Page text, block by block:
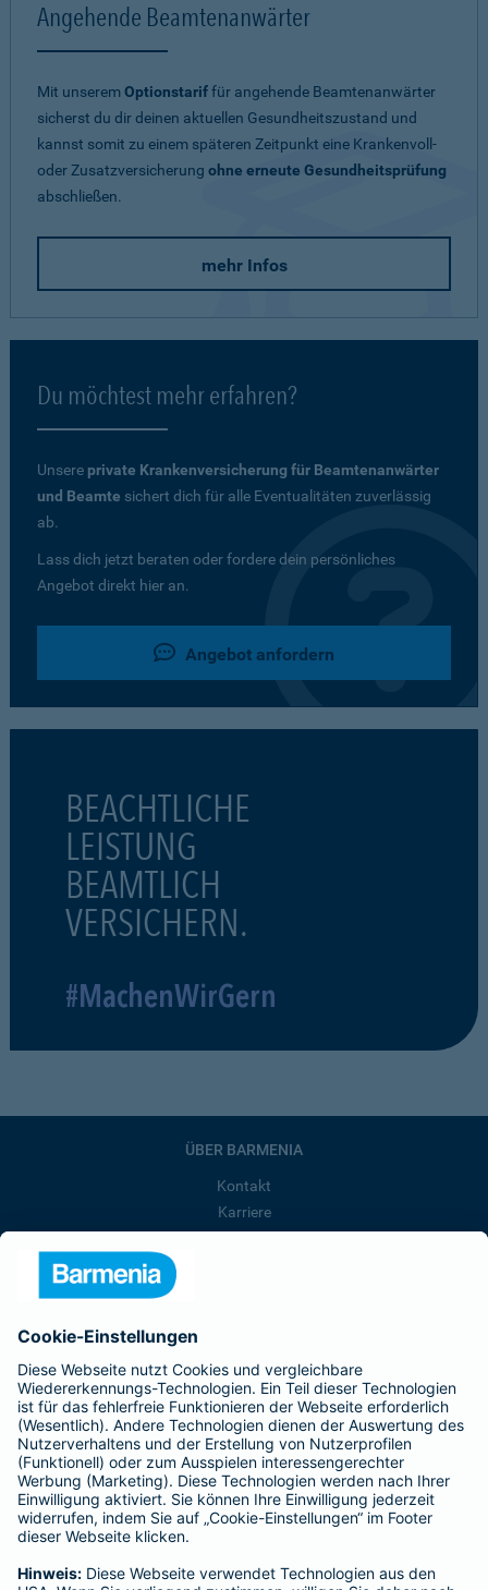
Angehende Beamtenanwärter
Mit unseremOptionstariffür angehende Beamtenanwärter
sicherst du dir deinen aktuellen Gesundheitszustand und
kannst somit zu einem späteren Zeitpunkt eine Krankenvoll-
oder Zusatzversicherung ohne erneute Gesundheitsprüfung
abschließen.
mehr Infos
Du möchtest mehr erfahren?
Unsere private Krankenversicherung für Beamtenanwärter
und Beamte sichert dich für alle Eventualitäten zuverlässig
ab.
Lass dich jetzt beraten oder fordere dein persönliches
Angebot direkt hier an.
Angebot anfordern
BEACHTLICHE
LEISTUNG
BEAMTLICH
VERSICHERN.
#MachenWirGern
ÜBER BARMENIA
Kontakt
Karriere
Barmenia ist Teil der BarmeniaGothaer
BELIEBTE SEITEN
Kranken-Zusatzversicherung
Tierversicherungen
Haftpflichtversicherung
Hausratversicherung